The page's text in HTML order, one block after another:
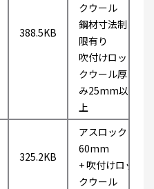
388.5KB
クウール
鋼材寸法制
限有り
吹付けロッ
クウール厚
み25mm以
上
325.2KB
アスロック
60mm
+ 吹付けロッ
クウール